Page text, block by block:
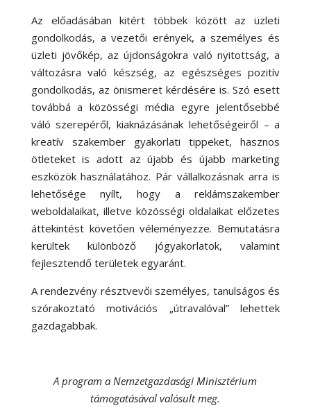
Az előadásában kitért többek között az üzleti
gondolkodás, a vezetői erények, a személyes és
üzleti jövőkép, az újdonságokra való nyitottság, a
változásra való készség, az egészséges pozitív
gondolkodás, az önismeret kérdésére is. Szó esett
továbbá a közösségi média egyre jelentősebbé
váló szerepéről, kiaknázásának lehetőségeiről – a
kreatív szakember gyakorlati tippeket, hasznos
ötleteket is adott az újabb és újabb marketing
eszközök használatához. Pár vállalkozásnak arra is
lehetősége nyílt, hogy a reklámszakember
weboldalaikat, illetve közösségi oldalaikat előzetes
áttekintést követően véleményezze. Bemutatásra
kerültek különböző jógyakorlatok, valamint
fejlesztendő területek egyaránt.
A rendezvény résztvevői személyes, tanulságos és
szórakoztató motivációs „útravalóval” lehettek
gazdagabbak.
A program a Nemzetgazdasági Minisztérium
támogatásával valósult meg.